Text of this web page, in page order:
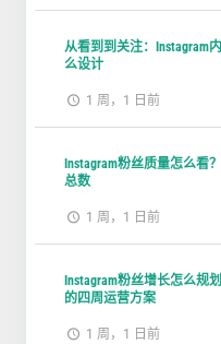
从看到到关注：Instagram
么设计
1 周，1 日前
Instagram粉丝质量怎么看
总数
1 周，1 日前
Instagram粉丝增长怎么规
的四周运营方案
1 周，1 日前